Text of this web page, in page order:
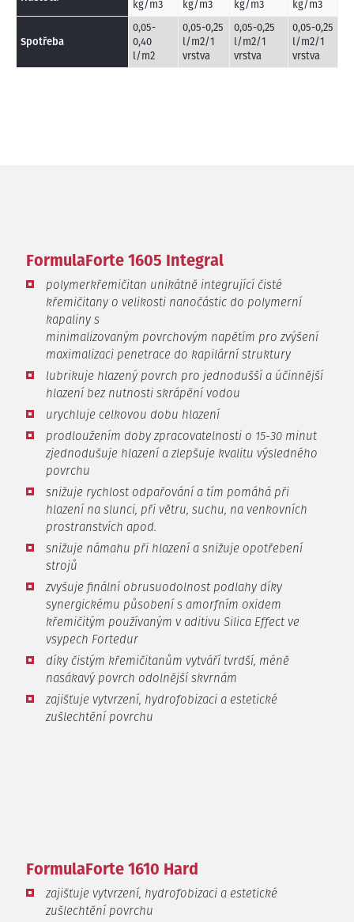
kg/m3 kg/m3 kg/m3 kg/m3
Spotřeba
0,05-
0,40
l/m2
0,05-0,25
l/m2/1
vrstva
0,05-0,25
l/m2/1
vrstva
0,05-0,25
l/m2/1
vrstva
FormulaForte 1605 Integral
polymerkřemičitan unikátně integrující čisté
křemičitany o velikosti nanočástic do polymerní
kapaliny s
minimalizovaným povrchovým napětím pro zvýšení
maximalizaci penetrace do kapilární struktury
lubrikuje hlazený povrch pro jednodušší a účinnější
hlazení bez nutnosti skrápění vodou
urychluje celkovou dobu hlazení
prodloužením doby zpracovatelnosti o 15-30 minut
zjednodušuje hlazení a zlepšuje kvalitu výsledného
povrchu
snižuje rychlost odpařování a tím pomáhá při
hlazení na slunci, při větru, suchu, na venkovních
prostranstvích apod.
snižuje námahu při hlazení a snižuje opotřebení
strojů
zvyšuje finální obrusuodolnost podlahy díky
synergickému působení s amorfním oxidem
křemičitým používaným v aditivu Silica Effect ve
vsypech Fortedur
díky čistým křemičitanům vytváří tvrdší, méně
nasákavý povrch odolnější skvrnám
zajišťuje vytvrzení, hydrofobizaci a estetické
zušlechtění povrchu
FormulaForte 1610 Hard
zajišťuje vytvrzení, hydrofobizaci a estetické
zušlechtění povrchu